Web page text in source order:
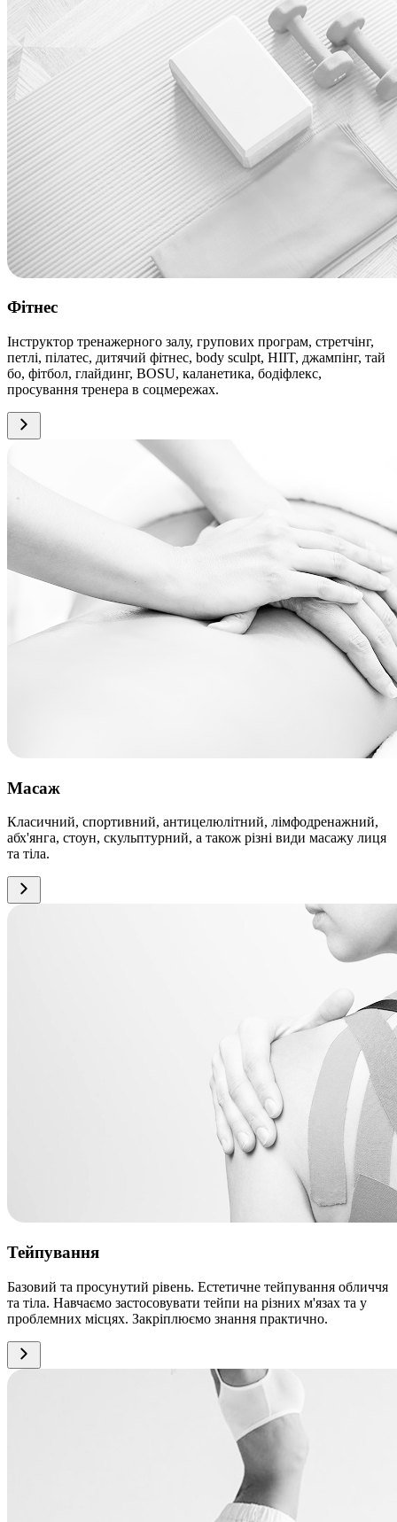
Фітнес
Інструктор тренажерного залу, групових програм, стретчінг,
петлі, пілатес, дитячий фітнес, body sculpt, HIIT, джампінг, тай
бо, фітбол, глайдинг, BOSU, каланетика, бодіфлекс,
просування тренера в соцмережах.
Масаж
Класичний, спортивний, антицелюлітний, лімфодренажний,
абх'янга, стоун, скульптурний, а також різні види масажу лиця
та тіла.
Тейпування
Базовий та просунутий рівень. Естетичне тейпування обличчя
та тіла. Навчаємо застосовувати тейпи на різних м'язах та у
проблемних місцях. Закріплюємо знання практично.